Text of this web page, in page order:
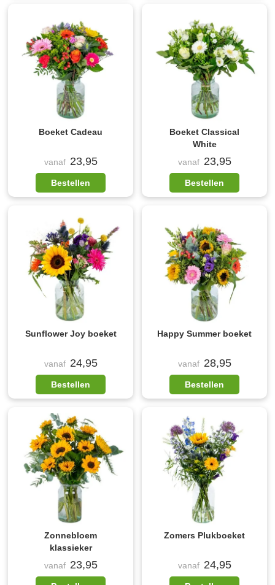
Boeket Cadeau
vanaf 23,95
Bestellen
Boeket Classical
White
vanaf 23,95
Bestellen
Sunflower Joy boeket
vanaf 24,95
Bestellen
Happy Summer boeket
vanaf 28,95
Bestellen
Zonnebloem
klassieker
vanaf 23,95
Zomers Plukboeket
vanaf 24,95